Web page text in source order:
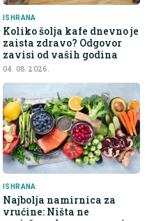
ISHRANA
Koliko šolja kafe dnevno je
zaista zdravo? Odgovor
zavisi od vaših godina
04. 08. 2026.
ISHRANA
Najbolja namirnica za
vrućine: Ništa ne